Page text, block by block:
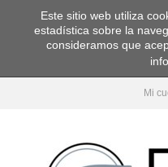
Mi
Este sitio web utiliza
estadística sobre la
consideramos que